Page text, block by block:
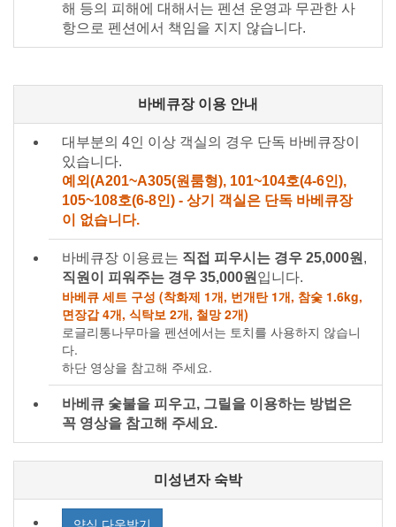
해 등의 피해에 대해서는 펜션 운영과 무관한 사
항으로 펜션에서 책임을 지지 않습니다.
바베큐장 이용 안내
대부분의 4인 이상 객실의 경우 단독 바베큐장이
있습니다.
예외(A201~A305(원룸형), 101~104호(4-6인),
105~108호(6-8인) - 상기 객실은 단독 바베큐장
이 없습니다.
바베큐장 이용료는 직접 피우시는 경우 25,000원 ,
직원이 피워주는 경우 35,000원 입니다.
바베큐 세트 구성 (착화제 1개, 번개탄 1개, 참숯 1.6kg,
면장갑 4개, 식탁보 2개, 철망 2개)
로글리통나무마을 펜션에서는 토치를 사용하지 않습니
다.
하단 영상을 참고해 주세요.
바베큐 숯불을 피우고, 그릴을 이용하는 방법은
꼭 영상을 참고해 주세요.
미성년자 숙박